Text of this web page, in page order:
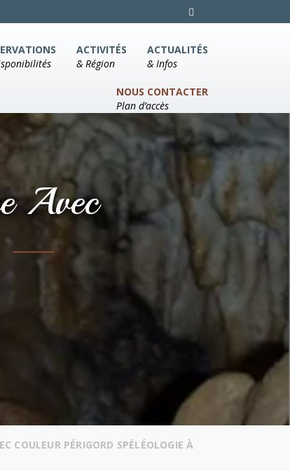
ACTIVITÉS
& Région
ACTUALITÉS
& Infos
NOUS CONTACTER
Plan d’accès
Avec
COULEUR PÉRIGORD SPÉLÉOLOGIE À